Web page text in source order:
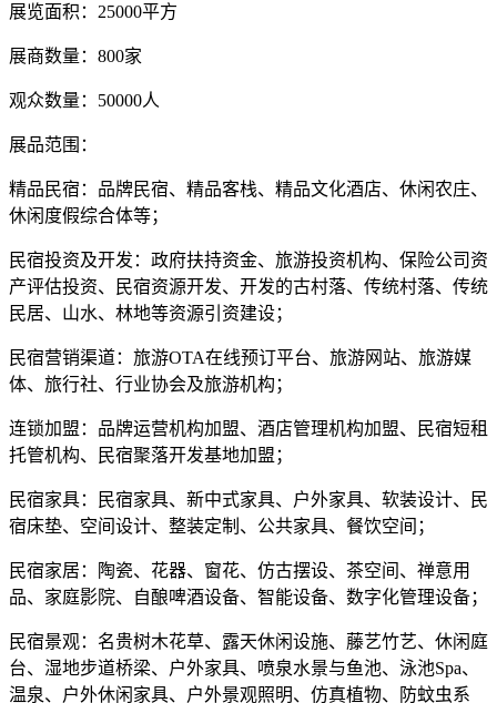
展览面积：25000平方
展商数量：800家
观众数量：50000人
展品范围：
精品民宿：品牌民宿、精品客栈、精品文化酒店、休闲农庄、
休闲度假综合体等；
民宿投资及开发：政府扶持资金、旅游投资机构、保险公司资
产评估投资、民宿资源开发、开发的古村落、传统村落、传统
民居、山水、林地等资源引资建设；
民宿营销渠道：旅游OTA在线预订平台、旅游网站、旅游媒
体、旅行社、行业协会及旅游机构；
连锁加盟：品牌运营机构加盟、酒店管理机构加盟、民宿短租
托管机构、民宿聚落开发基地加盟；
民宿家具：民宿家具、新中式家具、户外家具、软装设计、民
宿床垫、空间设计、整装定制、公共家具、餐饮空间；
民宿家居：陶瓷、花器、窗花、仿古摆设、茶空间、禅意用
品、家庭影院、自酿啤酒设备、智能设备、数字化管理设备；
民宿景观：名贵树木花草、露天休闲设施、藤艺竹艺、休闲庭
台、湿地步道桥梁、户外家具、喷泉水景与鱼池、泳池Spa、
温泉、户外休闲家具、户外景观照明、仿真植物、防蚊虫系